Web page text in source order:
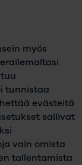
myös
tunnistaa
evästeitä
sallivat
vain omista
tallentamista